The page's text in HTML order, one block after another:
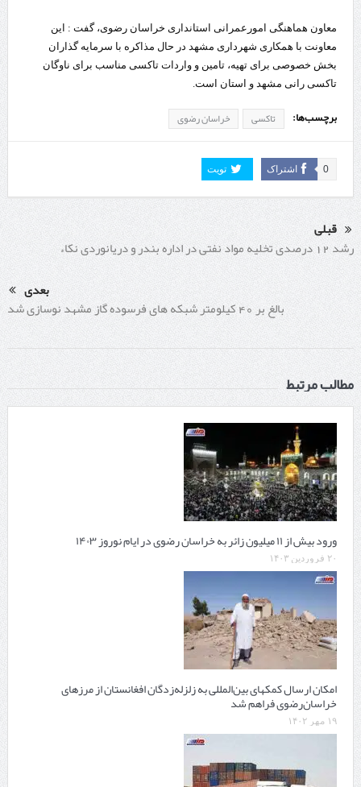
معاون هماهنگی امورعمرانی استانداری خراسان رضوی، گفت : این
معاونت با همکاری شهرداری مشهد در حال مذاکره با سرمایه گذاران
بخش خصوصی برای تهیه، تامین و واردات تاکسی مناسب برای ناوگان
تاکسی رانی مشهد و استان است.
برچسب‌ها: تاکسی خراسان رضوی
اشتراک 0 تویت
قبلی
رشد 12 درصدی تخلیه مواد نفتی در اداره بندر و دریانوردی نکاء
بعدی
بالغ بر 40 کیلومتر شبکه های فرسوده گاز مشهد نوسازی شد
مطالب مرتبط
ورود بیش از ۱۱ میلیون زائر به خراسان رضوی در ایام نوروز ۱۴۰۳
۲۰ فروردین ۱۴۰۳
امکان ارسال کمکهای بین‌المللی به زلزله‌زدگان افغانستان از مرزهای
خراسان‌رضوی فراهم شد
۱۹ مهر ۱۴۰۲